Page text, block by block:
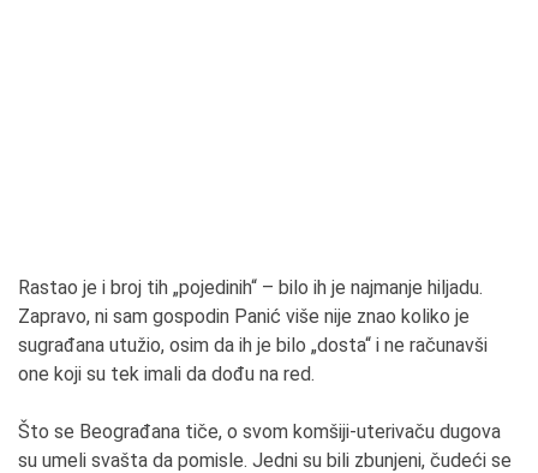
Rastao je i broj tih „pojedinih“ – bilo ih je najmanje hiljadu.
Zapravo, ni sam gospodin Panić više nije znao koliko je
sugrađana utužio, osim da ih je bilo „dosta“ i ne računavši
one koji su tek imali da dođu na red.
Što se Beograđana tiče, o svom komšiji-uterivaču dugova
su umeli svašta da pomisle. Jedni su bili zbunjeni, čudeći se